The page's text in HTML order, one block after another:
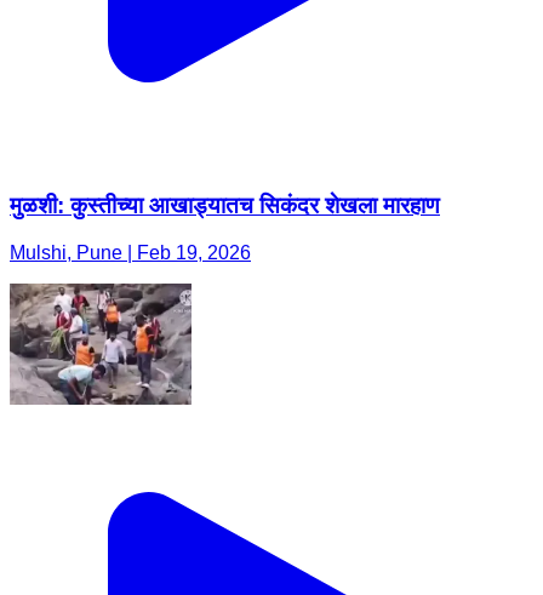
मुळशी: कुस्तीच्या आखाड्यातच सिकंदर शेखला मारहाण
Mulshi, Pune | Feb 19, 2026